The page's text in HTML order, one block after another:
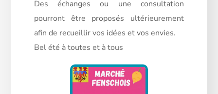
Des échanges ou une consultation
pourront être proposés ultérieurement
afin de recueillir vos idées et vos envies.
Bel été à toutes et à tous